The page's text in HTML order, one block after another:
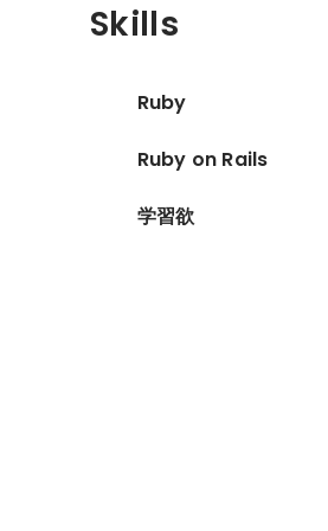
Skills
Ruby
Ruby on Rails
学習欲